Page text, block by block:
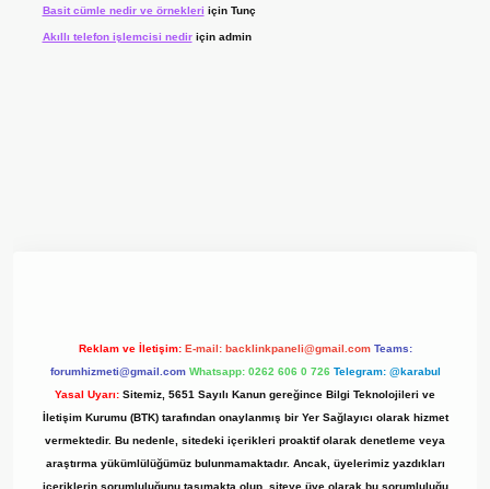
Basit cümle nedir ve örnekleri için Tunç
Akıllı telefon işlemcisi nediriçin admin
Reklam ve İletişim: E-mail: backlinkpaneli@gmail.com Teams:
forumhizmeti@gmail.com Whatsapp: 0262 606 0 726 Telegram: @karabul
Yasal Uyarı: Sitemiz, 5651 Sayılı Kanun gereğince Bilgi Teknolojileri ve
İletişim Kurumu (BTK) tarafından onaylanmış bir Yer Sağlayıcı olarak hizmet
vermektedir. Bu nedenle, sitedeki içerikleri proaktif olarak denetleme veya
araştırma yükümlülüğümüz bulunmamaktadır. Ancak, üyelerimiz yazdıkları
içeriklerin sorumluluğunu taşımakta olup, siteye üye olarak bu sorumluluğu